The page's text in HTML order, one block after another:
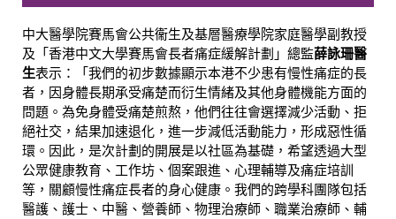
中大醫學院賽馬會公共衞生及基層醫療學院家庭醫學副教授
及「香港中文大學賽馬會長者痛症緩解計劃」總監薛詠珊醫
生表示：「我們的初步數據顯示本港不少患有慢性痛症的長
者，因身體長期承受痛楚而衍生情緒及其他身體機能方面的
問題。為免身體受痛楚煎熬，他們往往會選擇減少活動、拒
絕社交，結果加速退化，進一步減低活動能力，形成惡性循
環。因此，是次計劃的開展是以社區為基礎，希望透過大型
公眾健康教育、工作坊、個案跟進、心理輔導及痛症培訓
等，關顧慢性痛症長者的身心健康。我們的跨學科團隊包括
醫護、護士、中醫、營養師、物理治療師、職業治療師、輔